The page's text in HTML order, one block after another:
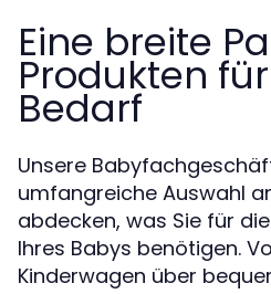
Eine breite
Produkten
Bedarf
Unsere
umfangreiche Auswahl
abdecken, was Sie für
Ihres Babys benötigen.
Kinderwagen über